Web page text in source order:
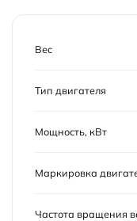
Вес
Тип двигателя
Мощность, кВт
Маркировка
Частота вращения